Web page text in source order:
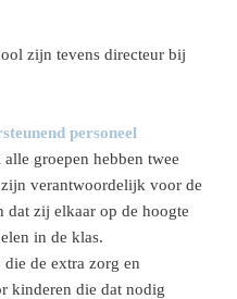
zijn tevens directeur bij
personeel
groepen hebben twee
verantwoordelijk voor de
dat zij elkaar op de hoogte
in de klas.
die de extra zorg en
kinderen die dat nodig